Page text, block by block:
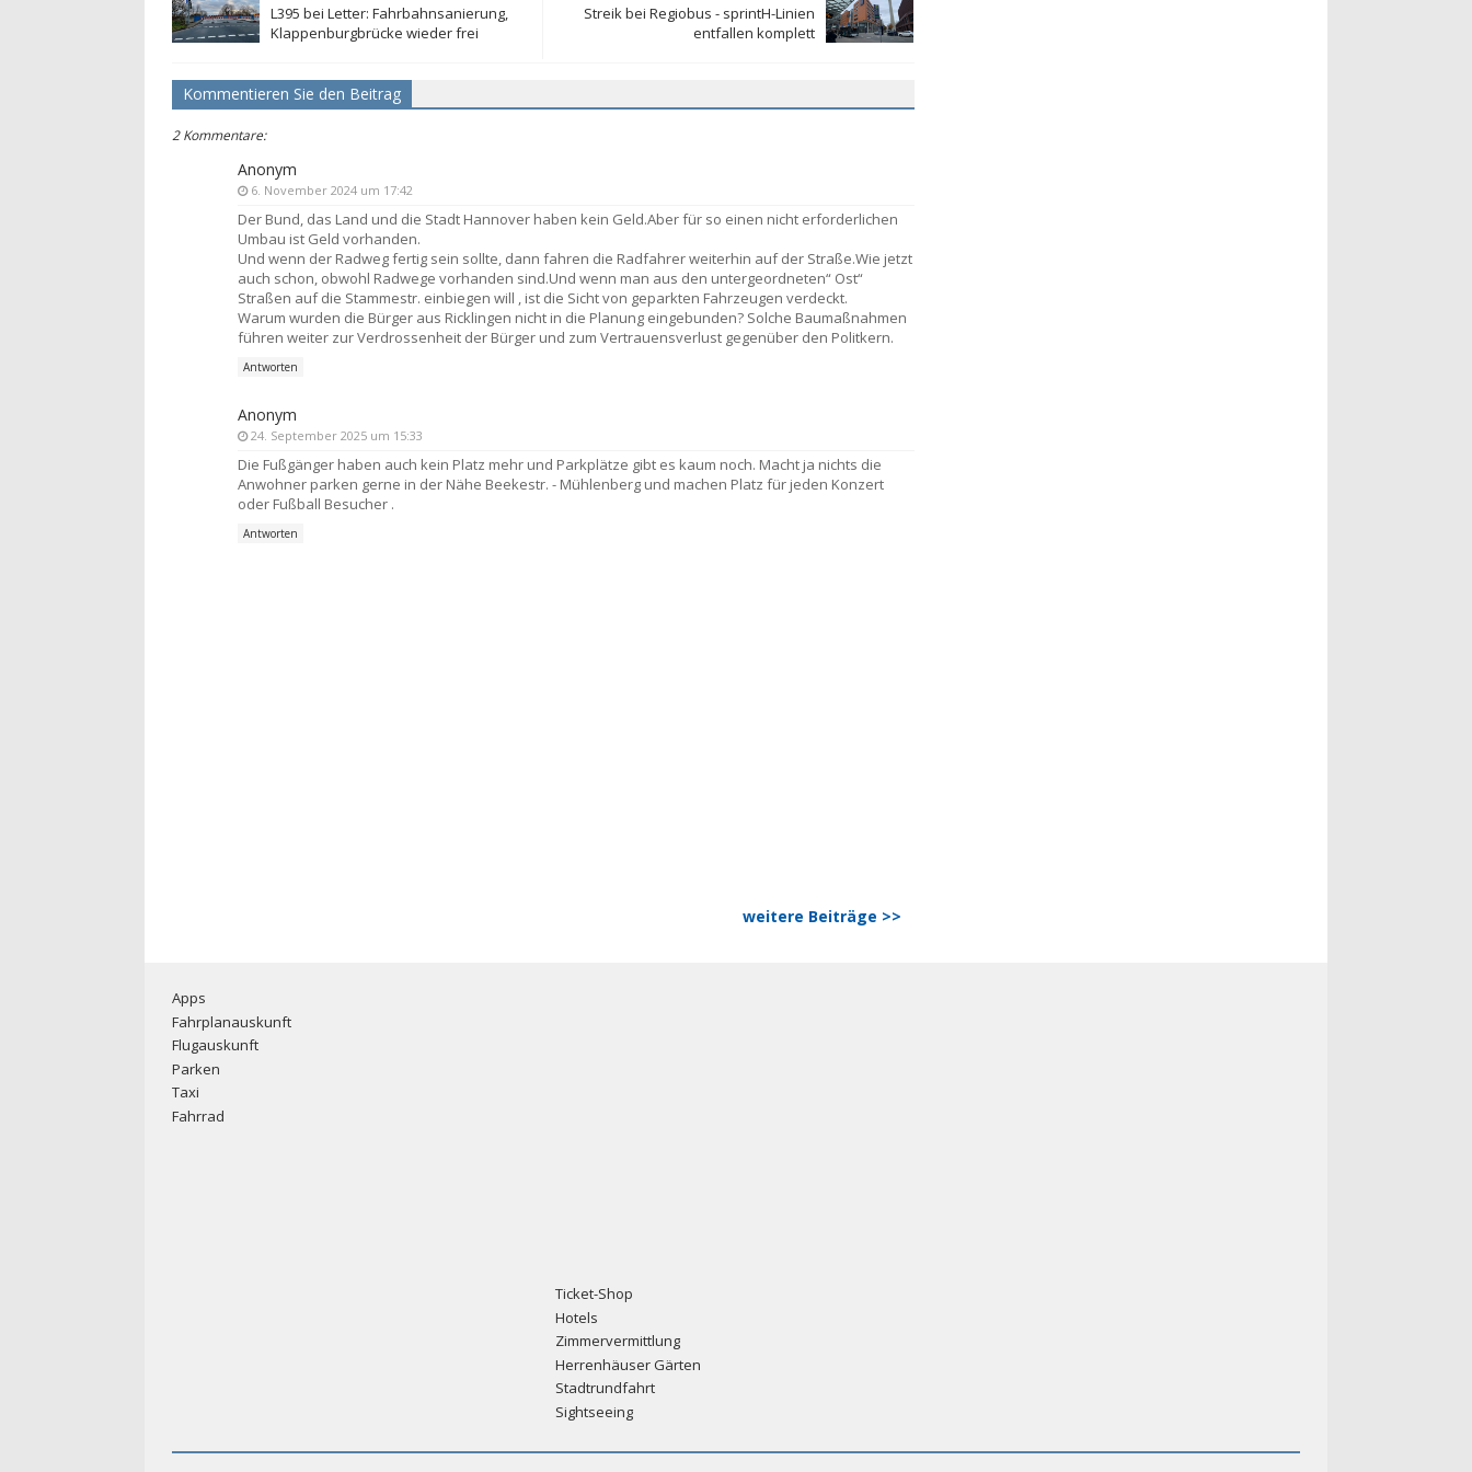
Streik bei Regiobus - sprintH-Linien
entfallen komplett
L395 bei Letter: Fahrbahnsanierung,
Klappenburgbrücke wieder frei
Kommentieren Sie den Beitrag
2 Kommentare:
Anonym
6. November 2024 um 17:42
Der Bund, das Land und die Stadt Hannover haben kein Geld.Aber für so einen nicht erforderlichen
Umbau ist Geld vorhanden.
Und wenn der Radweg fertig sein sollte, dann fahren die Radfahrer weiterhin auf der Straße.Wie jetzt
auch schon, obwohl Radwege vorhanden sind.Und wenn man aus den untergeordneten“ Ost“
Straßen auf die Stammestr. einbiegen will , ist die Sicht von geparkten Fahrzeugen verdeckt.
Warum wurden die Bürger aus Ricklingen nicht in die Planung eingebunden? Solche Baumaßnahmen
führen weiter zur Verdrossenheit der Bürger und zum Vertrauensverlust gegenüber den Politkern.
Antworten
Anonym
24. September 2025 um 15:33
Die Fußgänger haben auch kein Platz mehr und Parkplätze gibt es kaum noch. Macht ja nichts die
Anwohner parken gerne in der Nähe Beekestr. - Mühlenberg und machen Platz für jeden Konzert
oder Fußball Besucher .
Antworten
weitere Beiträge >>
Apps
Fahrplanauskunft
Flugauskunft
Parken
Taxi
Fahrrad
Ticket-Shop
Hotels
Zimmervermittlung
Herrenhäuser Gärten
Stadtrundfahrt
Sightseeing